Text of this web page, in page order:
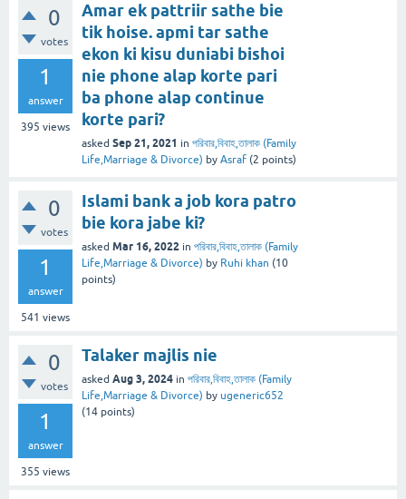
0
votes
1
answer
395 views
Amar ek pattriir sathe bie
tik hoise. apmi tar sathe
ekon ki kisu duniabi bishoi
nie phone alap korte pari
ba phone alap continue
korte pari?
asked Sep 21, 2021 in পরিবার,বিবাহ,তালাক (Family
Life,Marriage & Divorce) by Asraf (2 points)
0
votes
1
answer
541 views
Islami bank a job kora patro
bie kora jabe ki?
asked Mar 16, 2022 in পরিবার,বিবাহ,তালাক (Family
Life,Marriage & Divorce) by Ruhi khan (10
points)
0
votes
1
answer
355 views
Talaker majlis nie
asked Aug 3, 2024 in পরিবার,বিবাহ,তালাক (Family
Life,Marriage & Divorce) by ugeneric652
(14 points)